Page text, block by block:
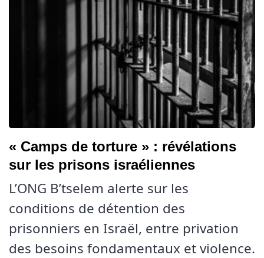
« Camps de torture » : révélations
sur les prisons israéliennes
L’ONG B’tselem alerte sur les
conditions de détention des
prisonniers en Israël, entre privation
des besoins fondamentaux et violence.